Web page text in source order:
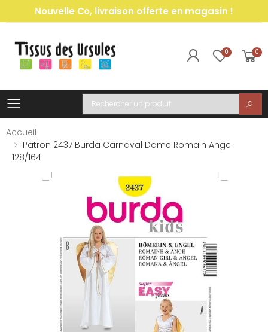
Nouvelle Co, livraison offerte en magasin !
0 0
Toggle mobile menu
Recherche
Accueil
Patron 2437 Burda Carnaval Dame Romain Ange
128/164